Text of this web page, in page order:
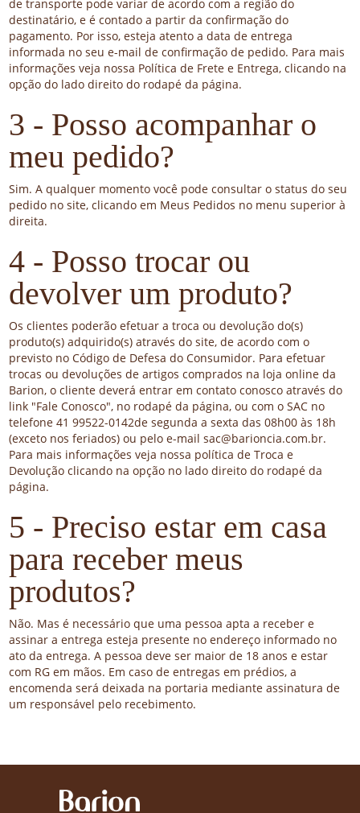
de transporte pode variar de acordo com a região do
destinatário, e é contado a partir da confirmação do
pagamento. Por isso, esteja atento a data de entrega
informada no seu e-mail de confirmação de pedido. Para mais
informações veja nossa Política de Frete e Entrega, clicando na
opção do lado direito do rodapé da página.
3 - Posso acompanhar o
meu pedido?
Sim. A qualquer momento você pode consultar o status do seu
pedido no site, clicando em Meus Pedidos no menu superior à
direita.
4 - Posso trocar ou
devolver um produto?
Os clientes poderão efetuar a troca ou devolução do(s)
produto(s) adquirido(s) através do site, de acordo com o
previsto no Código de Defesa do Consumidor. Para efetuar
trocas ou devoluções de artigos comprados na loja online da
Barion, o cliente deverá entrar em contato conosco através do
link "Fale Conosco", no rodapé da página, ou com o SAC no
telefone 41 99522-0142de segunda a sexta das 08h00 às 18h
(exceto nos feriados) ou pelo e-mail sac@barioncia.com.br.
Para mais informações veja nossa política de Troca e
Devolução clicando na opção no lado direito do rodapé da
página.
5 - Preciso estar em casa
para receber meus
produtos?
Não. Mas é necessário que uma pessoa apta a receber e
assinar a entrega esteja presente no endereço informado no
ato da entrega. A pessoa deve ser maior de 18 anos e estar
com RG em mãos. Em caso de entregas em prédios, a
encomenda será deixada na portaria mediante assinatura de
um responsável pelo recebimento.